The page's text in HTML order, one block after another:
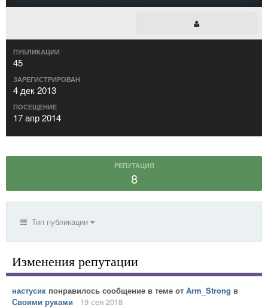
ПУБЛИКАЦИИ
45
ЗАРЕГИСТРИРОВАН
4 дек 2013
ПОСЕЩЕНИЕ
17 апр 2014
РЕПУТАЦИЯ
8
Тип публикации
Изменения репутации
настусик понравилось сообщение в теме от Arm_Strong в
Своими руками
19 сен 2018